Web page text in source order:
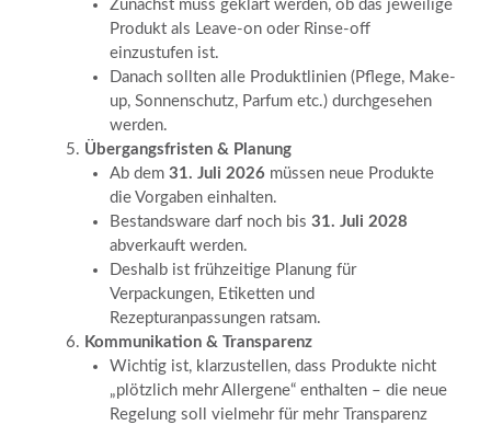
Zunächst muss geklärt werden, ob das jeweilige
Produkt als Leave-on oder Rinse-off
einzustufen ist.
Danach sollten alle Produktlinien (Pflege, Make-
up, Sonnenschutz, Parfum etc.) durchgesehen
werden.
Übergangsfristen & Planung
Ab dem 31. Juli 2026müssen neue Produkte
die Vorgaben einhalten.
Bestandsware darf noch bis 31. Juli 2028
abverkauft werden.
Deshalb ist frühzeitige Planung für
Verpackungen, Etiketten und
Rezepturanpassungen ratsam.
Kommunikation & Transparenz
Wichtig ist, klarzustellen, dass Produkte nicht
„plötzlich mehr Allergene“ enthalten – die neue
Regelung soll vielmehr für mehr Transparenz